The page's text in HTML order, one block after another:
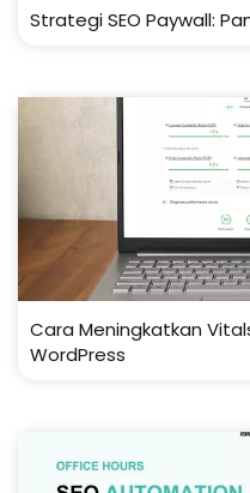
Strategi SEO Paywall:
Cara Meningkatkan
WordPress